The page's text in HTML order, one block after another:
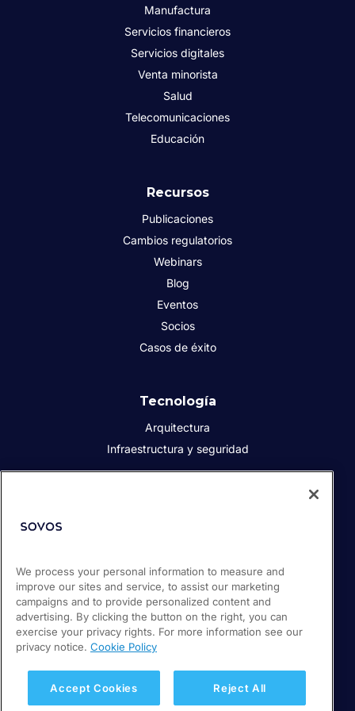
Manufactura
Servicios financieros
Servicios digitales
Venta minorista
Salud
Telecomunicaciones
Educación
Recursos
Publicaciones
Cambios regulatorios
Webinars
Blog
Eventos
Socios
Casos de éxito
Tecnología
Arquitectura
Infraestructura y seguridad
Prensa
Empleos
Soporte / Portal de clientes
Política de privacidad
We process your personal information to measure and
improve our sites and service, to assist our marketing
campaigns and to provide personalized content and
advertising. By clicking the button on the right, you can
exercise your privacy rights. For more information see our
privacy notice. Cookie Policy
Accept Cookies Reject All